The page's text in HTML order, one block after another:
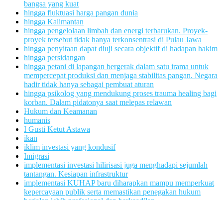
bangsa yang kuat
hingga fluktuasi harga pangan dunia
hingga Kalimantan
hingga pengelolaan limbah dan energi terbarukan. Proyek-
proyek tersebut tidak hanya terkonsentrasi di Pulau Jawa
hingga penyitaan dapat diuji secara objektif di hadapan hakim
hingga persidangan
hingga petani di lapangan bergerak dalam satu irama untuk
mempercepat produksi dan menjaga stabilitas pangan. Negara
hadir tidak hanya sebagai pembuat aturan
hingga psikolog yang mendukung proses trauma healing bagi
korban. Dalam pidatonya saat melepas relawan
Hukum dan Keamanan
humanis
I Gusti Ketut Astawa
ikan
iklim investasi yang kondusif
Imigrasi
implementasi investasi hilirisasi juga menghadapi sejumlah
tantangan. Kesiapan infrastruktur
implementasi KUHAP baru diharapkan mampu memperkuat
kepercayaan publik serta memastikan penegakan hukum